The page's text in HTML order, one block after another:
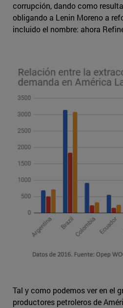
corrupción, dando como
obligando a Lenin Moreno a
incluido el nombre: ahora
Tal y como podemos ver en el
productores petroleros de